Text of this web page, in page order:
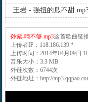
王岩 - 强扭的瓜不甜
孙紫-晴不够.mp3这首歌曲链
上传者IP：118.186.139.*
上传时间：2014年04月09日
音乐大小：3.3 MB
外链次数：6744次
外链地址：http://